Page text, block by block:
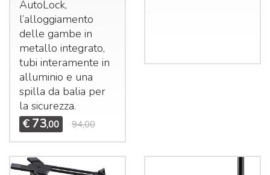
AutoLock,
l’alloggiamento
delle gambe in
metallo integrato,
tubi interamente in
alluminio e una
spilla da balia per
la sicurezza.
€ 73,00 94,00